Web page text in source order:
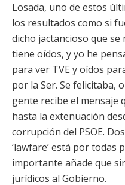
Losada, uno de estos
los resultados como si
dicho jactancioso que
tiene oídos, y yo he
para ver TVE y oídos
por la Ser. Se felicitaba,
gente recibe el mensaje
hasta la extenuación
corrupción del PSOE.
‘lawfare’ está por
importante añade que
jurídicos al Gobierno.